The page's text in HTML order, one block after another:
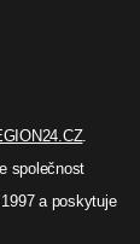
.
společnost
a poskytuje